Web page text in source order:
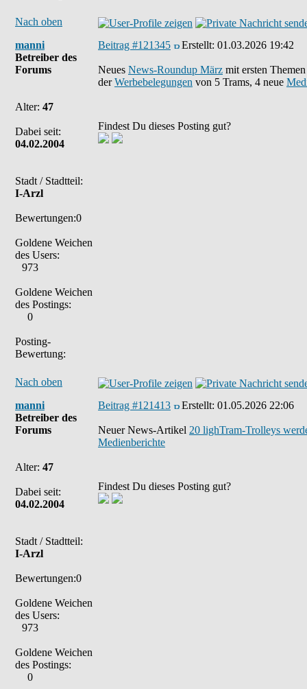
Nach oben
manni
Betreiber des
Forums
Alter: 47
Dabei seit:
04.02.2004
Stadt / Stadtteil:
I-Arzl
Bewertungen:0
Goldene Weichen
des Users:
973
Goldene Weichen
des Postings:
0
Posting-
Bewertung:
Beitrag #121345 Erstellt: 01.03.2026 19:42
Neues News-Roundup März mit ersten
derWerbebelegungen von 5 Trams, 4 neue
Findest Du dieses Posting gut?
Nach oben
manni
Betreiber des
Forums
Alter: 47
Dabei seit:
04.02.2004
Stadt / Stadtteil:
I-Arzl
Bewertungen:0
Goldene Weichen
des Users:
973
Goldene Weichen
des Postings:
0
Beitrag #121413 Erstellt: 01.05.2026 22:06
Neuer News-Artikel 20 lighTram-Trolleys
Medienberichte
Findest Du dieses Posting gut?